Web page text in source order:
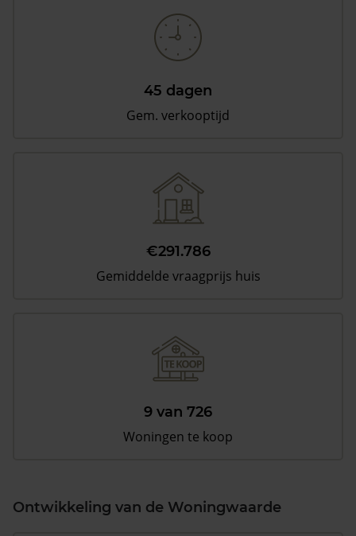
45 dagen
Gem. verkooptijd
€291.786
Gemiddelde vraagprijs huis
9 van 726
Woningen te koop
Ontwikkeling van de Woningwaarde